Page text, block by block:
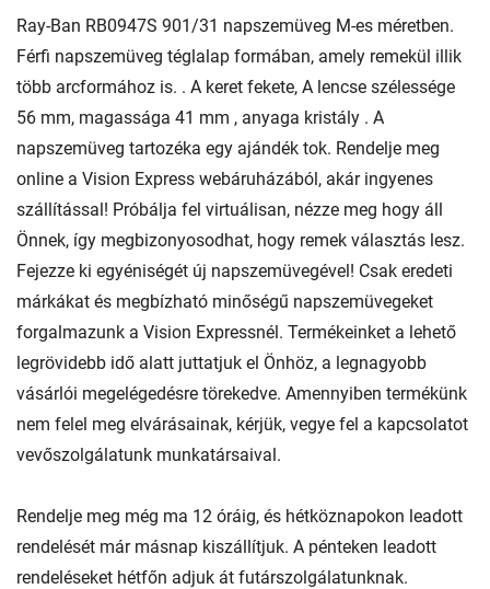
Ray-Ban RB0947S 901/31 napszemüveg M-es méretben.
Férfi napszemüveg téglalap formában, amely remekül illik
több arcformához is. . A keret fekete, A lencse szélessége
56 mm, magassága 41 mm , anyaga kristály . A
napszemüveg tartozéka egy ajándék tok. Rendelje meg
online a Vision Express webáruházából, akár ingyenes
szállítással! Próbálja fel virtuálisan, nézze meg hogy áll
Önnek, így megbizonyosodhat, hogy remek választás lesz.
Fejezze ki egyéniségét új napszemüvegével! Csak eredeti
márkákat és megbízható minőségű napszemüvegeket
forgalmazunk a Vision Expressnél. Termékeinket a lehető
legrövidebb idő alatt juttatjuk el Önhöz, a legnagyobb
vásárlói megelégedésre törekedve. Amennyiben termékünk
nem felel meg elvárásainak, kérjük, vegye fel a kapcsolatot
vevőszolgálatunk munkatársaival.
Rendelje meg még ma 12 óráig, és hétköznapokon leadott
rendelését már másnap kiszállítjuk. A pénteken leadott
rendeléseket hétfőn adjuk át futárszolgálatunknak.